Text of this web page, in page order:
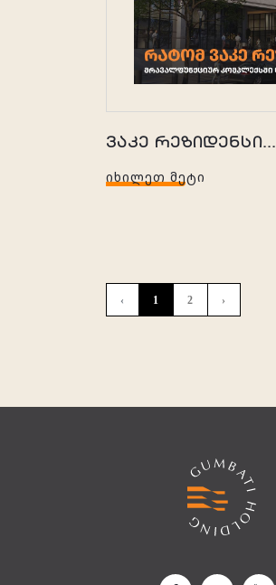
ვაკე რეზიდენსი...
ᲘᲮᲘᲚᲔᲗ ᲛᲔᲢᲘ
‹ 1 2 ›